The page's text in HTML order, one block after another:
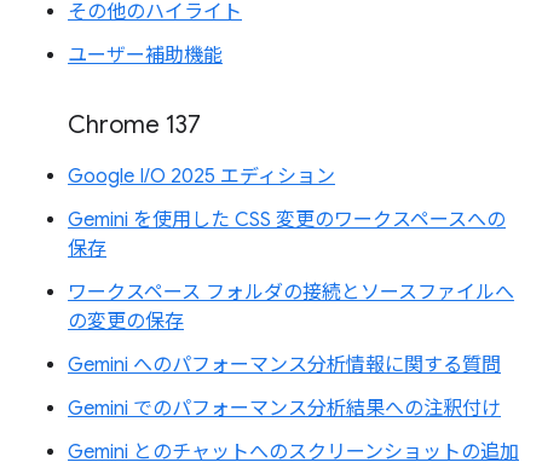
その他のハイライト
ユーザー補助機能
Chrome 137
Google I/O 2025 エディション
Gemini を使用した CSS 変更のワークスペースへの
保存
ワークスペース フォルダの接続とソースファイルへ
の変更の保存
Gemini へのパフォーマンス分析情報に関する質問
Gemini でのパフォーマンス分析結果への注釈付け
Gemini とのチャットへのスクリーンショットの追加